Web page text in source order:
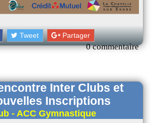
Tweet Partager
0 commentaire
Inter Clubs et
Inscriptions
- ACC Gymnastique